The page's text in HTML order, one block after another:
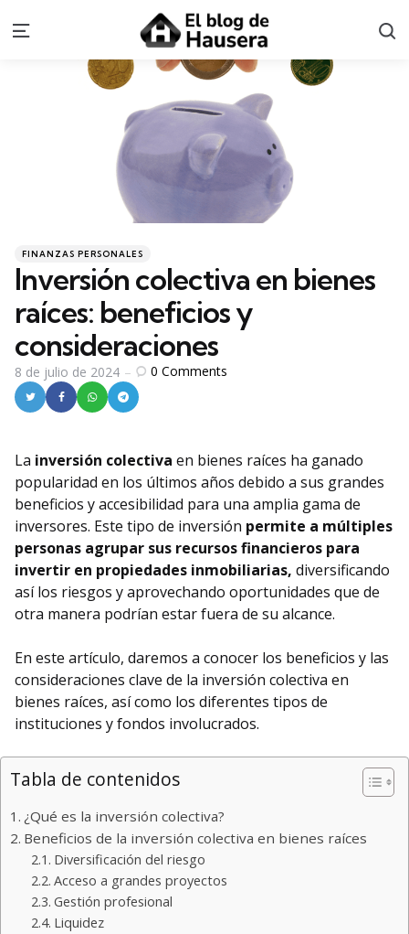
Menu
Categories
Posted
FINANZAS PERSONALES
Inversión colectiva en bienes
raíces: beneficios y
consideraciones
8 de julio de 2024 0 Comments
La inversión colectiva en bienes raíces ha ganado
popularidad en los últimos años debido a sus grandes
beneficios y accesibilidad para una amplia gama de
inversores. Este tipo de inversión permite a múltiples
personas agrupar sus recursos financieros para
invertir en propiedades inmobiliarias, diversificando
así los riesgos y aprovechando oportunidades que de
otra manera podrían estar fuera de su alcance.
En este artículo, daremos a conocer los beneficios y las
consideraciones clave de la inversión colectiva en
bienes raíces, así como los diferentes tipos de
instituciones y fondos involucrados.
Tabla de contenidos
¿Qué es la inversión colectiva?
Beneficios de la inversión colectiva en bienes raíces
Diversificación del riesgo
Acceso a grandes proyectos
Gestión profesional
Liquidez